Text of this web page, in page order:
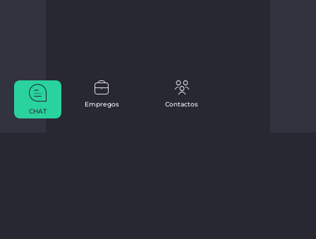
Empregos
Contactos
CHAT